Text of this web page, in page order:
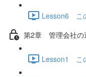
Lesson6 こ
第2章 管理会社の
Lesson1 こ